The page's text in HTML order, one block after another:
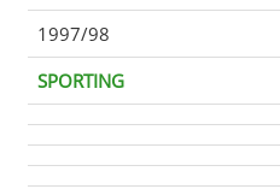
1997/98
SPORTING